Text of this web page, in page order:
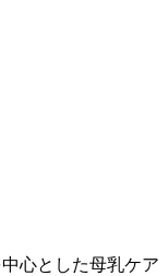
心とした母乳ケア